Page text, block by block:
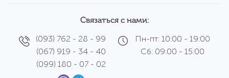
Связаться с нами:
(093) 762 - 28 - 99
(067) 919 - 34 - 40
(099) 180 - 07 - 02
Пн-пт: 10:00 - 19:00
Сб: 09:00 - 15:00